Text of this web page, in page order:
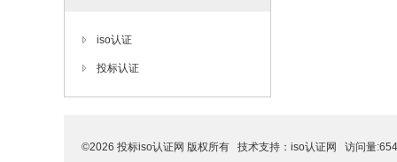
iso认证
投标认证
©2026 投标iso认证网 版权所有 技术支持： iso认证网 访问量